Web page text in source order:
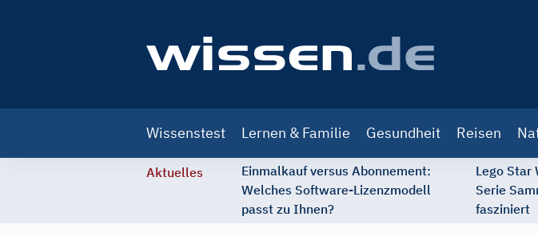
navigation
Wissenstest Lernen & Familie Gesundheit Reisen
Aktuelles
Einmalkauf versus Abonnement:
Welches Software-Lizenzmodell
passt zu Ihnen?
Lego Star
Serie
fasziniert